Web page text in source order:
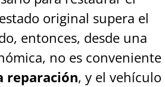
original supera el
entonces, desde una
no es conveniente
reparación, y el vehículo